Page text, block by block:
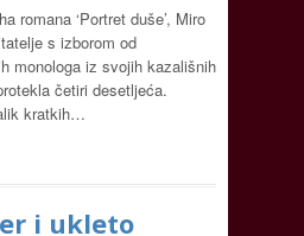
romana ‘Portret duše’, Miro
s izborom od
monologa iz svojih kazališnih
četiri desetljeća.
kratkih…
i ukleto